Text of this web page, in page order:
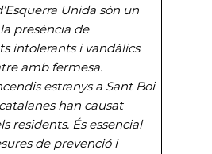
Unida són un
presència de
intolerants i vandàlics
amb fermesa.
estranys a Sant Boi
han causat
residents. És essencial
de prevenció i